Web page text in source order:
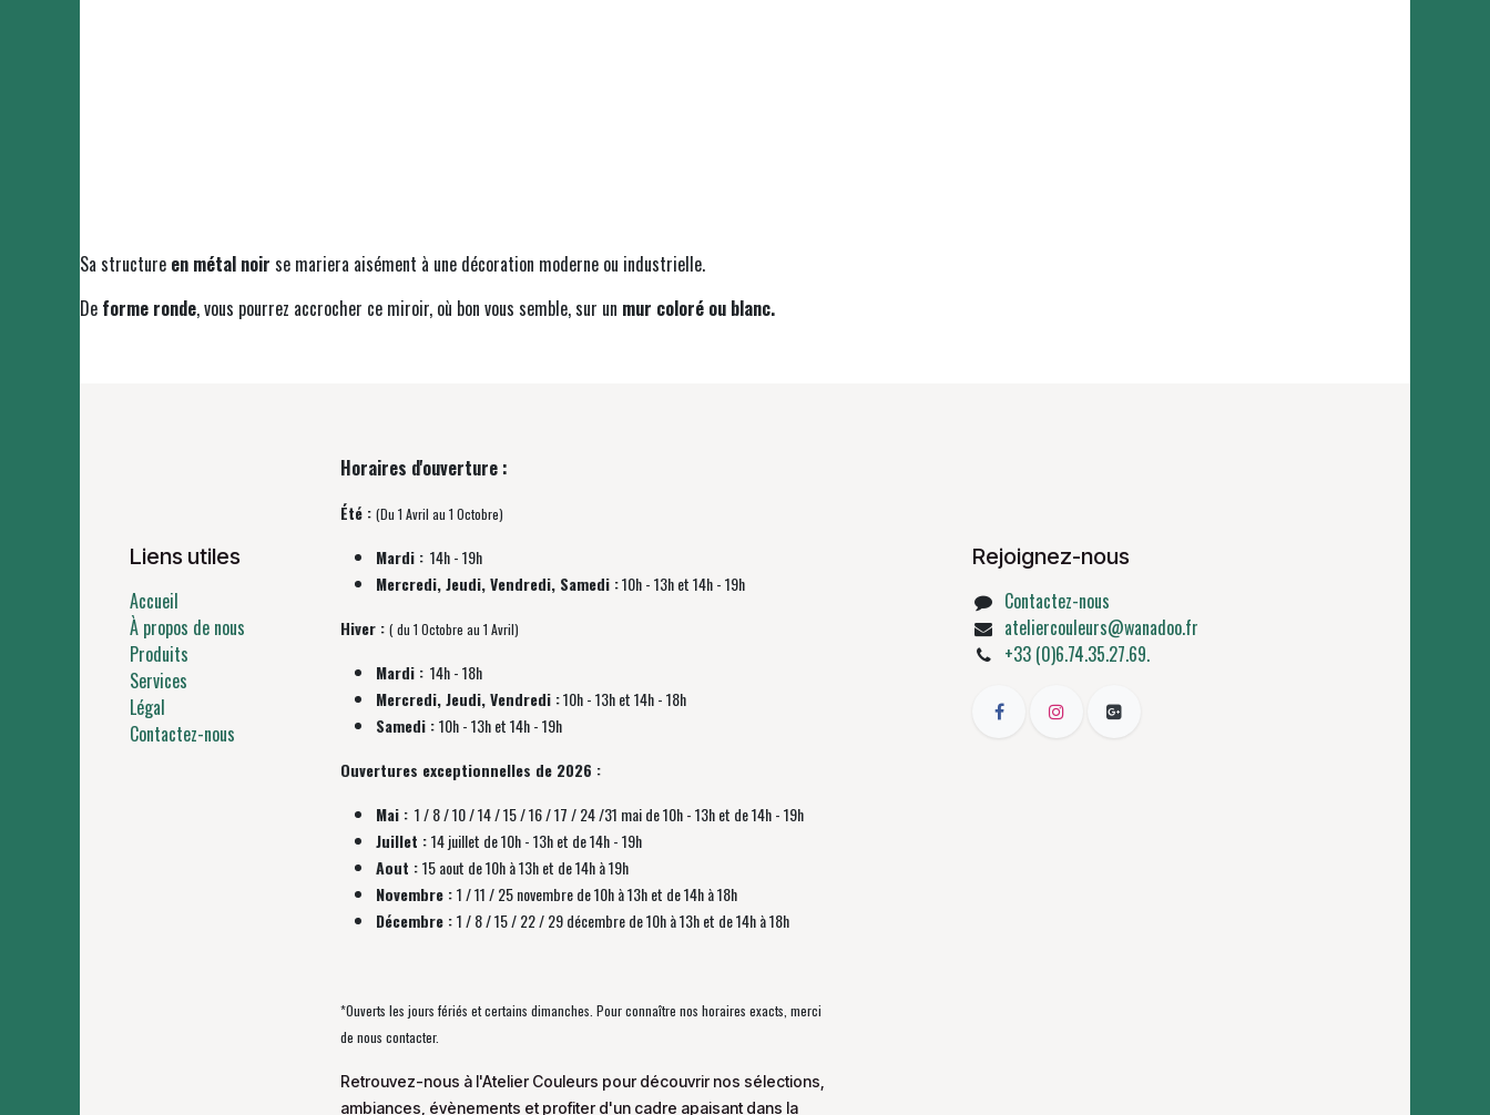
Sa structure en métal noir se mariera aisément à une décoration moderne ou industrielle.
De forme ronde, vous pourrez accrocher ce miroir, où bon vous semble, sur un mur coloré ou blanc.
Liens utiles
Accueil
À propos de nous
Produits
Services
Légal
Contactez-nous
Horaires d'ouverture :
Été : (Du 1 Avril au 1 Octobre)
Mardi : 14h - 19h
Mercredi, Jeudi, Vendredi, Samedi :10h - 13h et 14h - 19h
Hiver : ( du 1 Octobre au 1 Avril)
Mardi : 14h - 18h
Mercredi, Jeudi, Vendredi :10h - 13h et 14h - 18h
Samedi :10h - 13h et 14h - 19h
Ouvertures exceptionnelles de 2026 :
Mai : 1 / 8 / 10 / 14 / 15 / 16 / 17 / 24 /31 mai de 10h - 13h et de 14h - 19h
Juillet :14 juillet de 10h - 13h et de 14h - 19h
Aout :15 aout de 10h à 13h et de 14h à 19h
Novembre :1 / 11 / 25 novembre de10h à 13h et de 14h à 18h
Décembre :1 / 8 / 15 / 22 / 29 décembrede10h à 13h et de 14h à 18h
*Ouverts les jours fériés et certains dimanches. Pour connaître nos horaires exacts, merci
de nous contacter.
Retrouvez-nous à l'Atelier Couleurs pour découvrir nos sélections,
ambiances, évènements et profiter d'un cadre apaisant dans la
Rejoignez-nous
Contactez-nous
ateliercouleurs@wanadoo.fr
+33 (0)6.74.35.27.69.